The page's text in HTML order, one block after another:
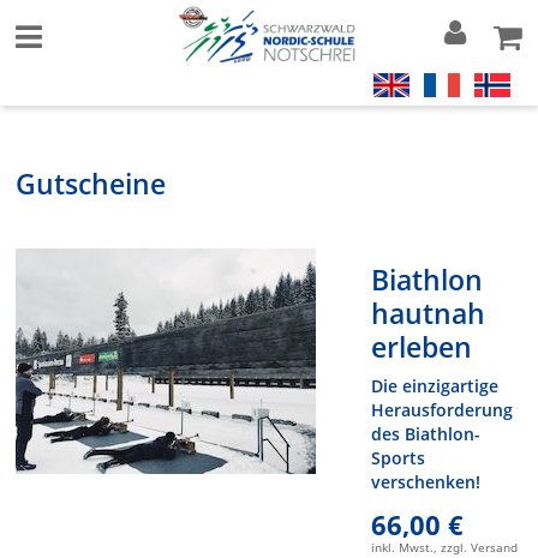
Gutscheine
Biathlon
hautnah
erleben
Die einzigartige
Herausforderung
des Biathlon-
Sports
verschenken!
66,00 €
inkl. Mwst., zzgl. Versand